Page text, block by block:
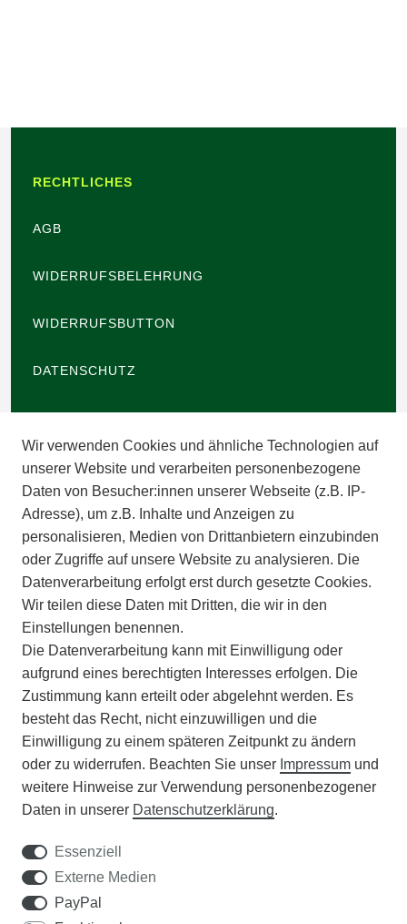
RECHTLICHES
AGB
WIDERRUFSBELEHRUNG
WIDERRUFSBUTTON
DATENSCHUTZ
IMPRESSUM
INFORMATIONEN
ZAHLUNGSARTEN
VERSAND
BATTERIEENTSORGUNG
VERANSTALTUNGEN
APOTHEKERSCHRANK
WISSENSWERTES
DER WEG ZUM TRAUMRASEN
Wir verwenden Cookies und ähnliche Technologien auf
unserer Website und verarbeiten personenbezogene
Daten von Besucher:innen unserer Webseite (z.B. IP-
Adresse), um z.B. Inhalte und Anzeigen zu
personalisieren, Medien von Drittanbietern einzubinden
oder Zugriffe auf unsere Website zu analysieren. Die
Datenverarbeitung erfolgt erst durch gesetzte Cookies.
Wir teilen diese Daten mit Dritten, die wir in den
Einstellungen benennen.
Die Datenverarbeitung kann mit Einwilligung oder
aufgrund eines berechtigten Interesses erfolgen. Die
Zustimmung kann erteilt oder abgelehnt werden. Es
besteht das Recht, nicht einzuwilligen und die
Einwilligung zu einem späteren Zeitpunkt zu ändern
oder zu widerrufen. Beachten Sie unser Impressum und
weitere Hinweise zur Verwendung personenbezogener
Daten in unserer Daten­schutz­erklärung.
Essenziell
Externe Medien
PayPal